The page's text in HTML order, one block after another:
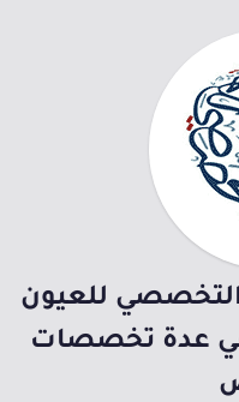
للعيون
عدة تخصصات